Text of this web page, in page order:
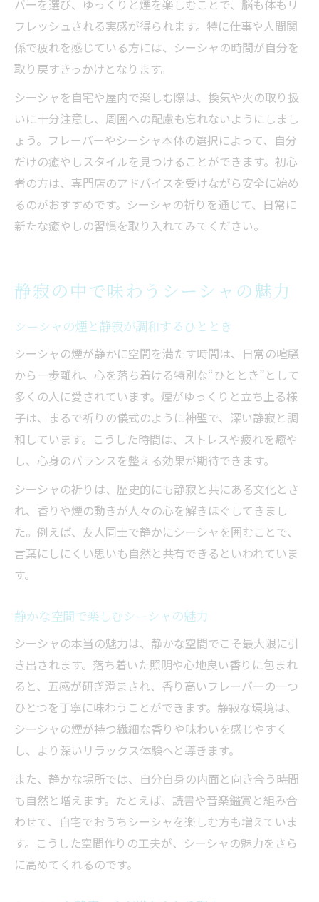
バーを選び、ゆっくりと煙を楽しむことで、脳も体もリ
フレッシュされる実感が得られます。特に仕事や人間関
係で疲れを感じている方には、シーシャの時間が自分を
取り戻すきっかけとなります。
シーシャを自宅や屋内で楽しむ際は、換気や火の取り扱
いに十分注意し、周囲への配慮も忘れないようにしまし
ょう。フレーバーやシーシャ本体の選択によって、自分
だけの癒やしスタイルを見つけることができます。初心
者の方は、専門店のアドバイスを受けながら安全に始め
るのがおすすめです。シーシャの祈りを通じて、日常に
新たな癒やしの習慣を取り入れてみてください。
静寂の中で味わうシーシャの魅力
シーシャの煙と静寂が調和するひととき
シーシャの煙が静かに空間を満たす時間は、日常の喧騒
から一歩離れ、心を落ち着ける特別な“ひととき”として
多くの人に愛されています。煙がゆっくりと立ち上る様
子は、まるで祈りの儀式のように神聖で、深い静寂と調
和しています。こうした時間は、ストレスや疲れを癒や
し、心身のバランスを整える効果が期待できます。
シーシャの祈りは、歴史的にも静寂と共にある文化とさ
れ、香りや煙の動きが人々の心を解きほぐしてきまし
た。例えば、友人同士で静かにシーシャを囲むことで、
言葉にしにくい思いも自然と共有できるといわれていま
す。
静かな空間で楽しむシーシャの魅力
シーシャの本当の魅力は、静かな空間でこそ最大限に引
き出されます。落ち着いた照明や心地良い香りに包まれ
ると、五感が研ぎ澄まされ、香り高いフレーバーの一つ
ひとつを丁寧に味わうことができます。静寂な環境は、
シーシャの煙が持つ繊細な香りや味わいを感じやすく
し、より深いリラックス体験へと導きます。
また、静かな場所では、自分自身の内面と向き合う時間
も自然と増えます。たとえば、読書や音楽鑑賞と組み合
わせて、自宅でおうちシーシャを楽しむ方も増えていま
す。こうした空間作りの工夫が、シーシャの魅力をさら
に高めてくれるのです。